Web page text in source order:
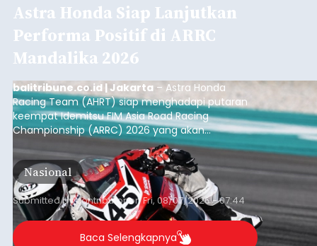
Astra Honda Siap Lanjutkan
Performa Positif di ARRC
Mandalika 2026
balitribune.co.id | Jakarta – Astra Honda
Racing Team (AHRT) siap menghadapi putaran
keempat Idemitsu FIM Asia Road Racing
Championship (ARRC) 2026 yang akan
berlangsung di Pertamina Mandalika
International Circuit, Lombok, Nusa Tenggara
Barat, pada 7–9 Agustus 2026.
Nasional
Submitted bycontributoronFri, 08/07/2026 - 07:44
Baca Selengkapnya